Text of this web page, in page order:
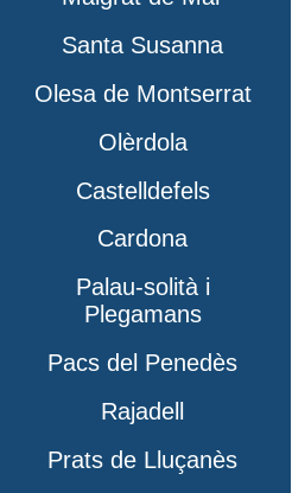
Santa Susanna
Olesa de Montserrat
Olèrdola
Castelldefels
Cardona
Palau-solità i
Plegamans
Pacs del Penedès
Rajadell
Prats de Lluçanès